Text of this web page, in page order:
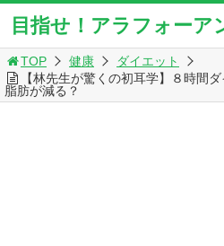
目指せ！アラフォーア
TOP 健康
ダイエット
【林先生が驚くの初耳学】８時間
脂肪が減る？